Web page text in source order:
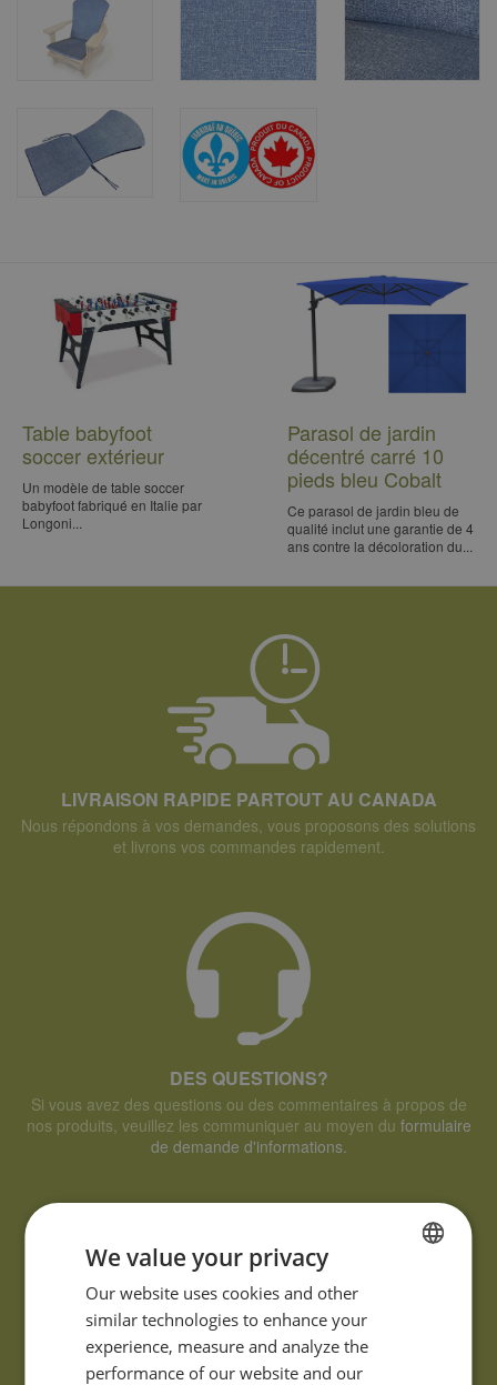
Table babyfoot
soccer extérieur
Un modèle de table soccer
babyfoot fabriqué en Italie par
Longoni...
Parasol de jardin
décentré carré 10
pieds bleu Cobalt
Ce parasol de jardin bleu de
qualité inclut une garantie de 4
ans contre la décoloration du...
LIVRAISON RAPIDE PARTOUT AU CANADA
Nous répondons à vos demandes, vous proposons des solutions
et livrons vos commandes rapidement.
DES QUESTIONS?
Si vous avez des questions ou des commentaires à propos de
nos produits, veuillez les communiquer au moyen du formulaire
de demande d'informations.
FRENCH
ENGLISH
We value your privacy
Our website uses cookies and other
similar technologies to enhance your
experience, measure and analyze the
performance of our website and our